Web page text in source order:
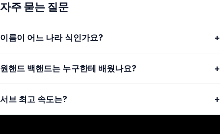
자주 묻는 질문
이름이 어느 나라 식인가요? +
원핸드 백핸드는 누구한테 배웠나요? +
서브 최고 속도는? +